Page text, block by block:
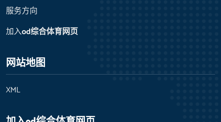
服务方向
加入od综合体育网页
网站地图
XML